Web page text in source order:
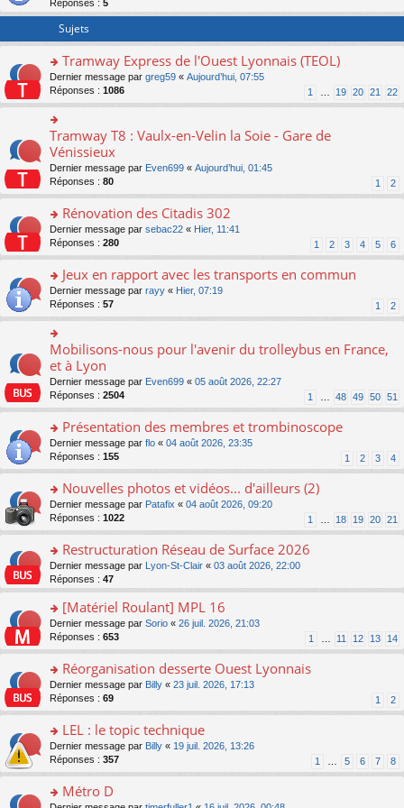
er
s
s
a
g
e
n
o
n
lu
le
pl
u
s
ré
c
nt
Réponses : 5
Sujets
o
n
s
ult
er
le
m
e
s
s
a
g
e
n
lu
le
pl
u
s
ré
c
e
nt
Tramway Express de l'Ouest Lyonnais (TEOL)
Dernier message par greg59 « Aujourd’hui, 07:55
Réponses : 1086 1 19 20 21 22
o
n
ult
er
le
m
e
s
s
a
g
e
n
o
n
lu
le
pl
u
c
e
nt
Tramway T8 : Vaulx-en-Velin la Soie - Gare de
Vénissieux
Dernier message par Even699 « Aujourd’hui, 01:45
Réponses : 80 1 2
o
n
s
ult
er
le
m
e
s
s
a
g
e
n
lu
le
pl
u
s
ré
nt
Rénovation des Citadis 302
Dernier message par sebac22 « Hier, 11:41
Réponses : 280 1 2 3 4 5 6
o
n
s
ult
er
le
m
e
s
s
a
g
e
n
lu
le
pl
u
s
ré
c
nt
Jeux en rapport avec les transports en commun
Dernier message par rayy « Hier, 07:19
Réponses : 57 1 2
o
n
ult
er
le
m
e
s
s
a
g
e
n
o
n
lu
le
pl
u
s
ré
nt
Mobilisons-nous pour l'avenir du trolleybus en France,
et à Lyon
Dernier message par Even699 « 05 août 2026, 22:27
Réponses : 2504 1 48 49 50 51
o
n
s
ult
er
le
m
e
s
s
a
g
e
n
o
le
pl
u
s
ré
c
e
Présentation des membres et trombinoscope
Dernier message par flo « 04 août 2026, 23:35
Réponses : 155 1 2 3 4
o
n
s
ult
er
le
m
s
s
a
g
e
n
o
le
pl
u
s
ré
c
Nouvelles photos et vidéos... d'ailleurs (2)
Dernier message par Patafix « 04 août 2026, 09:20
Réponses : 1022 1 18 19 20 21
o
n
s
ult
er
le
s
s
a
g
e
n
o
le
Restructuration Réseau de Surface 2026
Dernier message par Lyon-St-Clair « 03 août 2026, 22:00
Réponses : 47
o
n
s
ult
er
le
m
e
s
s
a
g
n
[Matériel Roulant] MPL 16
Dernier message par Sorio « 26 juil. 2026, 21:03
Réponses : 653 1 11 12 13 14
o
n
s
ult
er
le
m
e
s
Réorganisation desserte Ouest Lyonnais
Dernier message par Billy « 23 juil. 2026, 17:13
Réponses : 69 1 2
o
n
s
ult
er
LEL : le topic technique
Dernier message par Billy « 19 juil. 2026, 13:26
Réponses : 357 1 5 6 7 8
Métro D